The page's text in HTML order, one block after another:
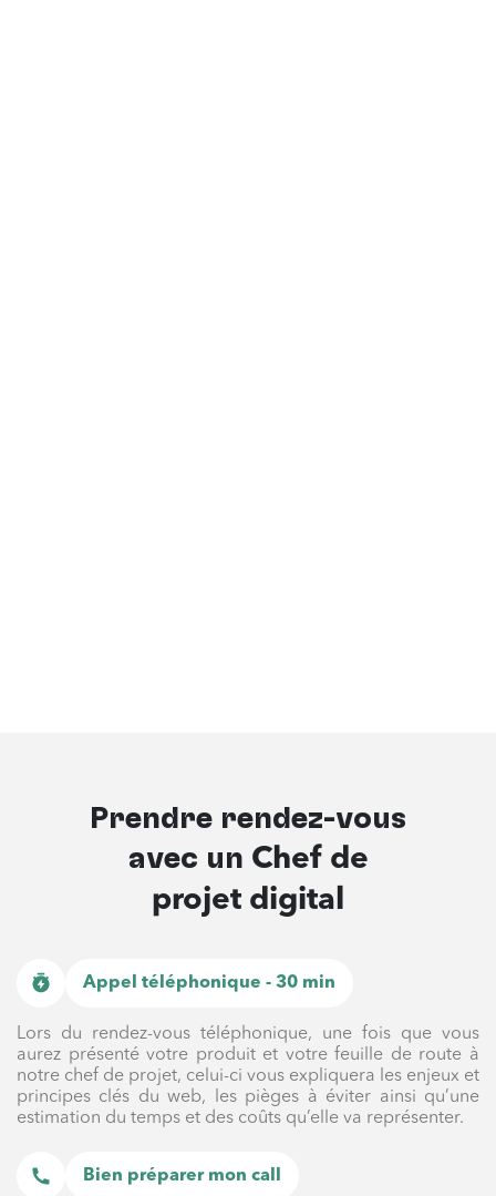
Prendre rendez-vous
avec un Chef de
projet digital
Appel téléphonique - 30 min
Lors du rendez-vous téléphonique, une fois que vous
aurez présenté votre produit et votre feuille de route à
notre chef de projet, celui-ci vous expliquera les enjeux et
principes clés du web, les pièges à éviter ainsi qu’une
estimation du temps et des coûts qu’elle va représenter.
Bien préparer mon call